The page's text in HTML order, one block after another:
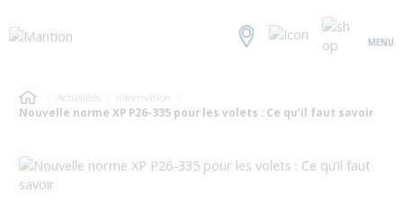
MENU
Actualités
Information
Nouvelle norme XP P26-335 pour les volets : Ce qu’il faut savoir